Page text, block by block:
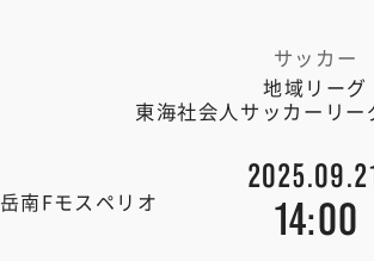
サッカー
地域リーグ
東海社会人サッカーリ
岳南Fモスペリオ
2025.09.21
14:00